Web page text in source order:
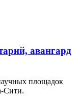
авангард
площадок
Сити.